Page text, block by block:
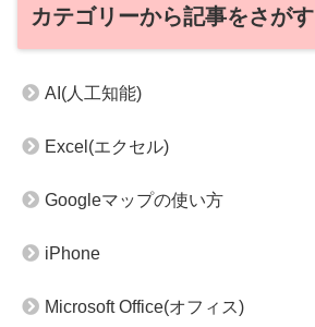
カテゴリーから記事をさがす
AI(人工知能)
Excel(エクセル)
Googleマップの使い方
iPhone
Microsoft Office(オフィス)